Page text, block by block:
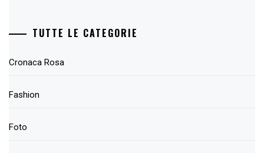
TUTTE LE CATEGORIE
Cronaca Rosa
Fashion
Foto